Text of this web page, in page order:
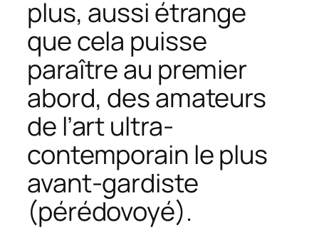
plus, aussi étrange
que cela puisse
paraître au premier
abord, des amateurs
de l’art ultra-
contemporain le plus
avant-gardiste
(pérédovoyé).